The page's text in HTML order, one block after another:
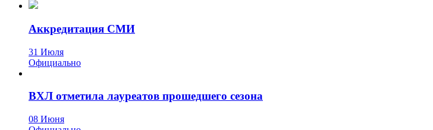
Аккредитация СМИ
31 Июля
Официально
ВХЛ отметила лауреатов прошедшего сезона
08 Июня